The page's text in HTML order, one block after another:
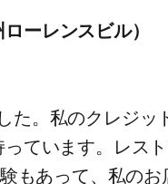
ーレンスビル）
た。​私の​クレジッ
ています。​レス
も​あって、​私の​お